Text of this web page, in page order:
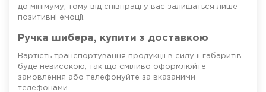
до мінімуму, тому від співпраці у вас залишаться лише
позитивні емоції.
Ручка шибера, купити з доставкою
Вартість транспортування продукції в силу її габаритів
буде невисокою, так що сміливо оформлюйте
замовлення або телефонуйте за вказаними
телефонами.